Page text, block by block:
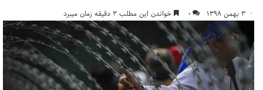
۳ بهمن ۱۳۹۸ ۰ خواندن این مطلب ۳ دقیقه زمان میبرد